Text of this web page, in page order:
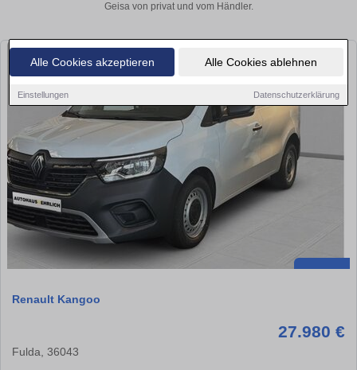
Alle Cookies akzeptieren Alle Cookies ablehnen
Einstellungen Datenschutzerklärung
Geisa von privat und vom Händler.
Renault Kangoo
27.980 €
Fulda, 36043